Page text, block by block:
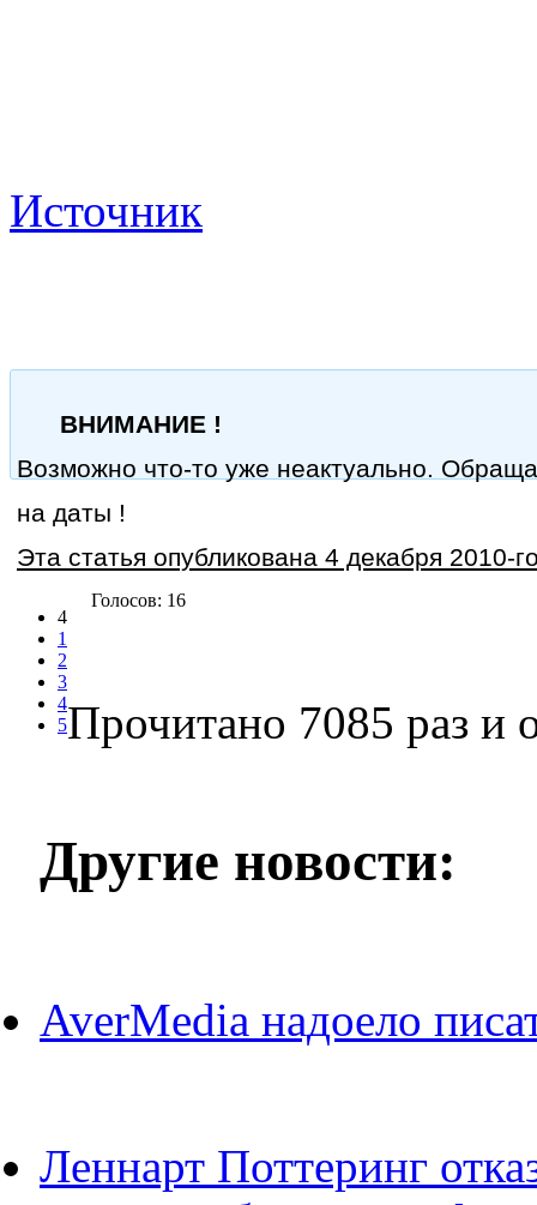
Источник
ВНИМАНИЕ !
Возможно что-то уже неактуально.
на даты !
Эта статья опубликована 4 декабря 2010-
4
1
2
3
4
5
Голосов: 16
Прочитано 7085 раз и
Другие новости:
AverMedia надоело
Леннарт Поттеринг